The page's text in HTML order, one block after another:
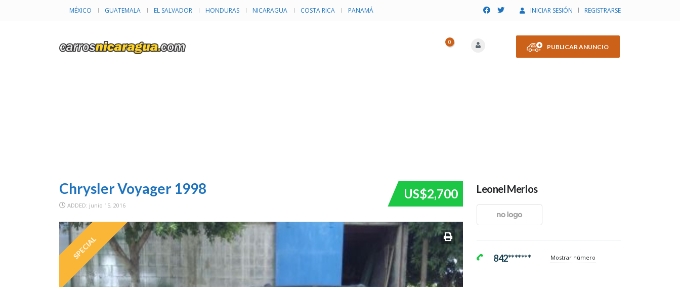
INICIAR SESIÓN REGISTRARSE
MÉXICO GUATEMALA EL SALVADOR HONDURAS NICARAGUA COSTA RICA PANAMÁ
PUBLICAR ANUNCIO
0
US$2,700
Chrysler Voyager 1998
ADDED: junio 15, 2016
SPECIAL
Leonel Merlos
842******* Mostrar número